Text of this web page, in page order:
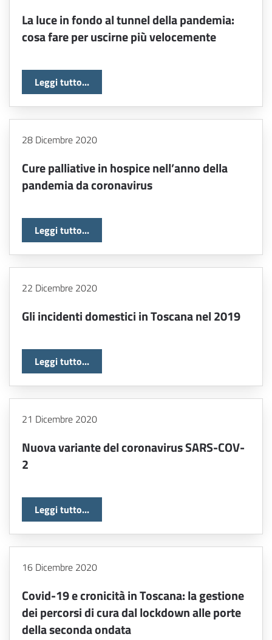
La luce in fondo al tunnel della pandemia:
cosa fare per uscirne più velocemente
Leggi tutto...
28 Dicembre 2020
Cure palliative in hospice nell’anno della
pandemia da coronavirus
Leggi tutto...
22 Dicembre 2020
Gli incidenti domestici in Toscana nel 2019
Leggi tutto...
21 Dicembre 2020
Nuova variante del coronavirus SARS-COV-
2
Leggi tutto...
16 Dicembre 2020
Covid-19 e cronicità in Toscana: la gestione
dei percorsi di cura dal lockdown alle porte
della seconda ondata